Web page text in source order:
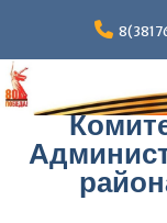
содержимому